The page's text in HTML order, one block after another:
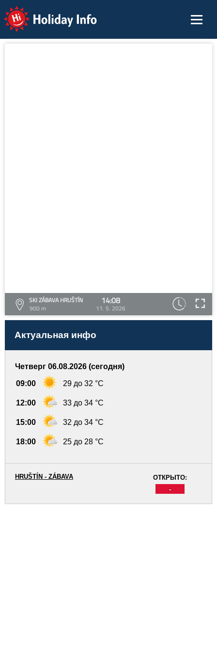
Holiday Info
SKI ZÁBAVA HRUŠTÍN
900 m
14:08
11. 5. 2026
Актуальная инфо
Четверг 06.08.2026 (сегодня)
09:00 29 до 32 °C
12:00 33 до 34 °C
15:00 32 до 34 °C
18:00 25 до 28 °C
ОТКРЫТО:
-
HRUŠTÍN - ZÁBAVA